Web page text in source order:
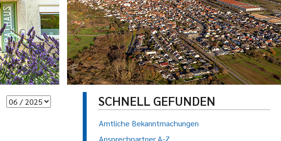
SCHNELL GEFUNDEN
Amtliche Bekanntmachungen
Ansprechpartner A-Z